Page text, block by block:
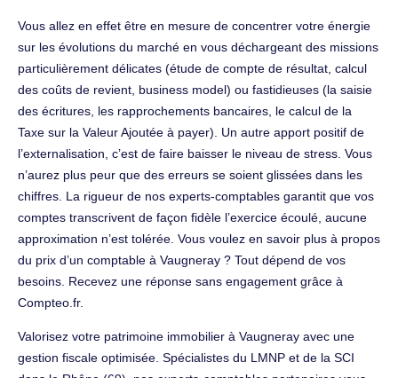
Vous allez en effet être en mesure de concentrer votre énergie
sur les évolutions du marché en vous déchargeant des missions
particulièrement délicates (étude de compte de résultat, calcul
des coûts de revient, business model) ou fastidieuses (la saisie
des écritures, les rapprochements bancaires, le calcul de la
Taxe sur la Valeur Ajoutée à payer). Un autre apport positif de
l’externalisation, c’est de faire baisser le niveau de stress. Vous
n’aurez plus peur que des erreurs se soient glissées dans les
chiffres. La rigueur de nos experts-comptables garantit que vos
comptes transcrivent de façon fidèle l’exercice écoulé, aucune
approximation n’est tolérée. Vous voulez en savoir plus à propos
du prix d’un comptable à Vaugneray ? Tout dépend de vos
besoins. Recevez une réponse sans engagement grâce à
Compteo.fr.
Valorisez votre patrimoine immobilier à Vaugneray avec une
gestion fiscale optimisée. Spécialistes du LMNP et de la SCI